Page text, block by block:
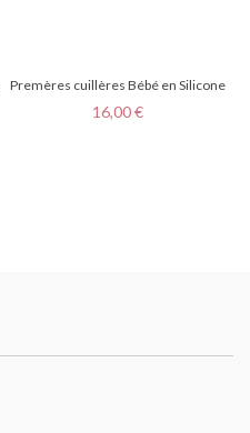
Premères cuillères Bébé en Silicone
Prix
16,00 €